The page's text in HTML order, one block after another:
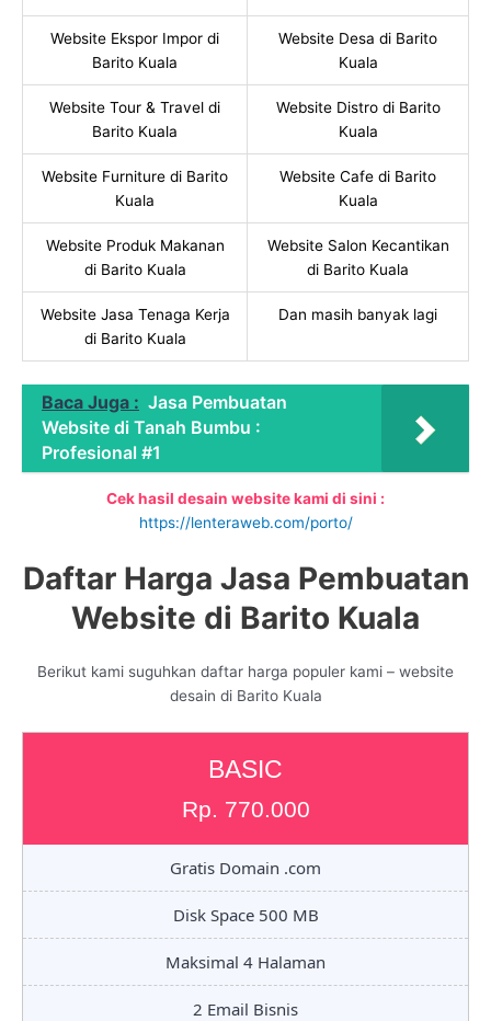
Website Ekspor Impor di
Barito Kuala
Website Desa di Barito
Kuala
Website Tour & Travel di
Barito Kuala
Website Distro di Barito
Kuala
Website Furniture di Barito
Kuala
Website Cafe di Barito
Kuala
Website Produk Makanan
di Barito Kuala
Website Salon Kecantikan
di Barito Kuala
Website Jasa Tenaga Kerja
di Barito Kuala
Dan masih banyak lagi
Baca Juga : Jasa Pembuatan
Website di Tanah Bumbu :
Profesional #1
Cek hasil desain website kami di sini :
https://lenteraweb.com/porto/
Daftar Harga Jasa Pembuatan
Website di Barito Kuala
Berikut kami suguhkan daftar harga populer kami – website
desain di Barito Kuala
BASIC
Rp. 770.000
Gratis Domain .com
Disk Space 500 MB
Maksimal 4 Halaman
2 Email Bisnis